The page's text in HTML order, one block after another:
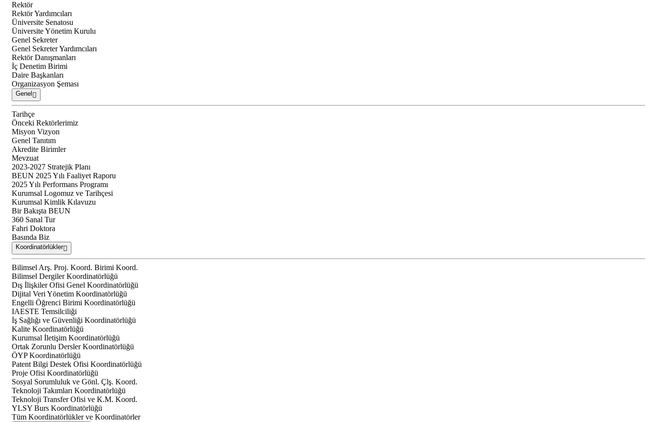
Rektör
Rektör Yardımcıları
Üniversite Senatosu
Üniversite Yönetim Kurulu
Genel Sekreter
Genel Sekreter Yardımcıları
Rektör Danışmanları
İç Denetim Birimi
Daire Başkanları
Organizasyon Şeması
Genel
Tarihçe
Önceki Rektörlerimiz
Misyon Vizyon
Genel Tanıtım
Akredite Birimler
Mevzuat
2023-2027 Stratejik Planı
BEUN 2025 Yılı Faaliyet Raporu
2025 Yılı Performans Programı
Kurumsal Logomuz ve Tarihçesi
Kurumsal Kimlik Kılavuzu
Bir Bakışta BEUN
360 Sanal Tur
Fahri Doktora
Basında Biz
Koordinatörlükler
Bilimsel Arş. Proj. Koord. Birimi Koord.
Bilimsel Dergiler Koordinatörlüğü
Dış İlişkiler Ofisi Genel Koordinatörlüğü
Dijital Veri Yönetim Koordinatörlüğü
Engelli Öğrenci Birimi Koordinatörlüğü
IAESTE Temsilciliği
İş Sağlığı ve Güvenliği Koordinatörlüğü
Kalite Koordinatörlüğü
Kurumsal İletişim Koordinatörlüğü
Ortak Zorunlu Dersler Koordinatörlüğü
ÖYP Koordinatörlüğü
Patent Bilgi Destek Ofisi Koordinatörlüğü
Proje Ofisi Koordinatörlüğü
Sosyal Sorumluluk ve Gönl. Çlş. Koord.
Teknoloji Takımları Koordinatörlüğü
Teknoloji Transfer Ofisi ve K.M. Koord.
YLSY Burs Koordinatörlüğü
Tüm Koordinatörlükler ve Koordinatörler